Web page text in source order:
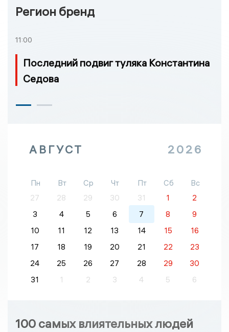
Регион бренд
11:00
Последний подвиг туляка Константина
Седова
АВГУСТ 2026
Пн Вт Ср Чт Пт Сб
Вс
27
28 29 30 31 1
2
3
4 5 6 7 8
9
10
11 12 13 14 15
16
17
18 19 20 21 22
23
24
25 26 27 28 29
30
31
1 2 3 4 5 6
100 самых влиятельных людей